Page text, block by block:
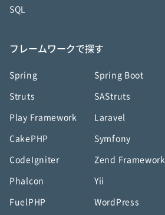
SQL
フレームワークで探す
Spring Spring Boot
Struts SAStruts
Play Framework Laravel
CakePHP Symfony
CodeIgniter Zend Framework
Phalcon Yii
FuelPHP WordPress